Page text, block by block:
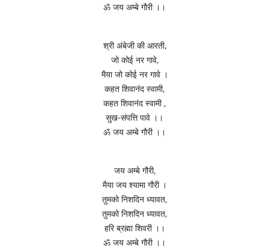
ॐ जय अम्बे गौरी ।।
श्री अंबेजी की आरती,
जो कोई नर गावे,
मैया जो कोई नर गावे ।
कहत शिवानंद स्वामी,
कहत शिवानंद स्वामी ,
सुख-संपत्ति पावे ।।
ॐ जय अम्बे गौरी ।।
जय अम्बे गौरी,
मैया जय श्यामा गौरी ।
तुमको निशदिन ध्यावत,
तुमको निशदिन ध्यावत,
हरि ब्रह्मा शिवरी ।।
ॐ जय अम्बे गौरी ।।